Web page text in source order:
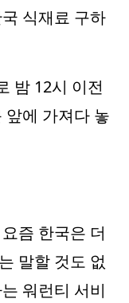
식재료 구하
밤 12시 이전
앞에 가져다 놓
즘 한국은 더
말할 것도 없
워런티 서비